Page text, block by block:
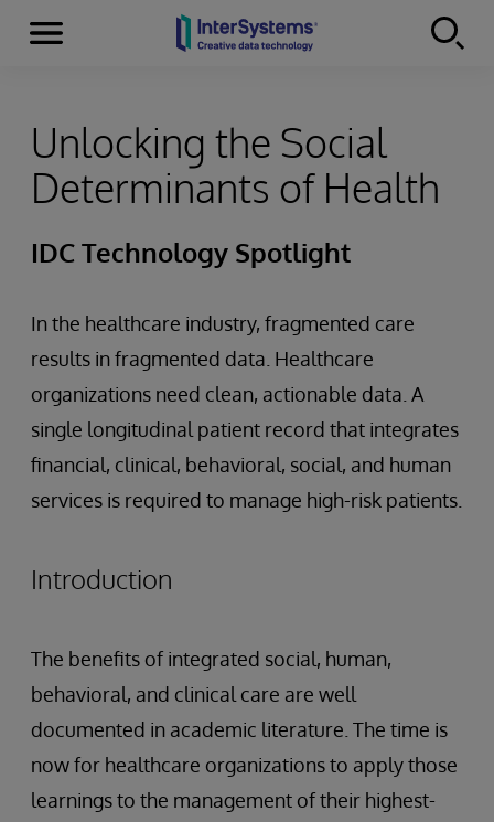
Skip to content
Menu
Unlocking the Social
Determinants of Health
IDC Technology Spotlight
In the healthcare industry, fragmented care
results in fragmented data. Healthcare
organizations need clean, actionable data. A
single longitudinal patient record that integrates
financial, clinical, behavioral, social, and human
services is required to manage high-risk patients.
Introduction
The benefits of integrated social, human,
behavioral, and clinical care are well
documented in academic literature. The time is
now for healthcare organizations to apply those
learnings to the management of their highest-